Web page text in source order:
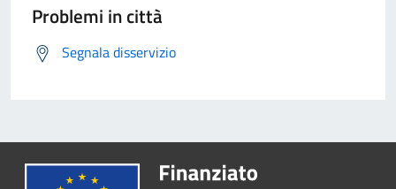
Problemi in città
Segnala disservizio